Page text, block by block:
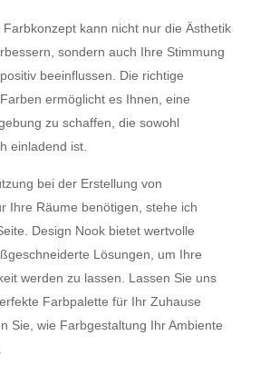
kann nicht nur die Ästhetik
sondern auch Ihre Stimmung
beeinflussen. Die richtige
ermöglicht es Ihnen, eine
zu schaffen, die sowohl
einladend ist.
bei der Erstellung von
Ihre Räume benötigen, stehe ich
Design Nook bietet wertvolle
Lösungen, um Ihre
werden zu lassen. Lassen Sie uns
Farbpalette für Ihr Zuhause
Sie, wie Farbgestaltung Ihr Ambiente